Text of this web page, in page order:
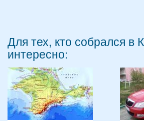
Для тех, кто собрался в
интересно: